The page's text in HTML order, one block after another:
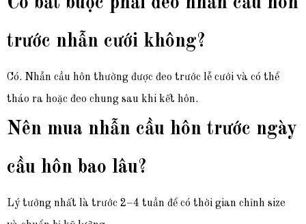
trước nhẫn cưới không?
Có. Nhẫn cầu hôn thường được đeo trước lễ cưới và có thể
tháo ra hoặc đeo chung sau khi kết hôn.
Nên mua nhẫn cầu hôn trước ngày
cầu hôn bao lâu?
Lý tưởng nhất là trước 2–4 tuần để có thời gian chỉnh size